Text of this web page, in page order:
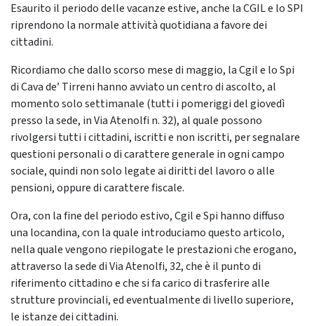
Esaurito il periodo delle vacanze estive, anche la CGIL e lo SPI
riprendono la normale attività quotidiana a favore dei
cittadini.
Ricordiamo che dallo scorso mese di maggio, la Cgil e lo Spi
di Cava de’ Tirreni hanno avviato un centro di ascolto, al
momento solo settimanale (tutti i pomeriggi del giovedì
presso la sede, in Via Atenolfi n. 32), al quale possono
rivolgersi tutti i cittadini, iscritti e non iscritti, per segnalare
questioni personali o di carattere generale in ogni campo
sociale, quindi non solo legate ai diritti del lavoro o alle
pensioni, oppure di carattere fiscale.
Ora, con la fine del periodo estivo, Cgil e Spi hanno diffuso
una locandina, con la quale introduciamo questo articolo,
nella quale vengono riepilogate le prestazioni che erogano,
attraverso la sede di Via Atenolfi, 32, che è il punto di
riferimento cittadino e che si fa carico di trasferire alle
strutture provinciali, ed eventualmente di livello superiore,
le istanze dei cittadini.